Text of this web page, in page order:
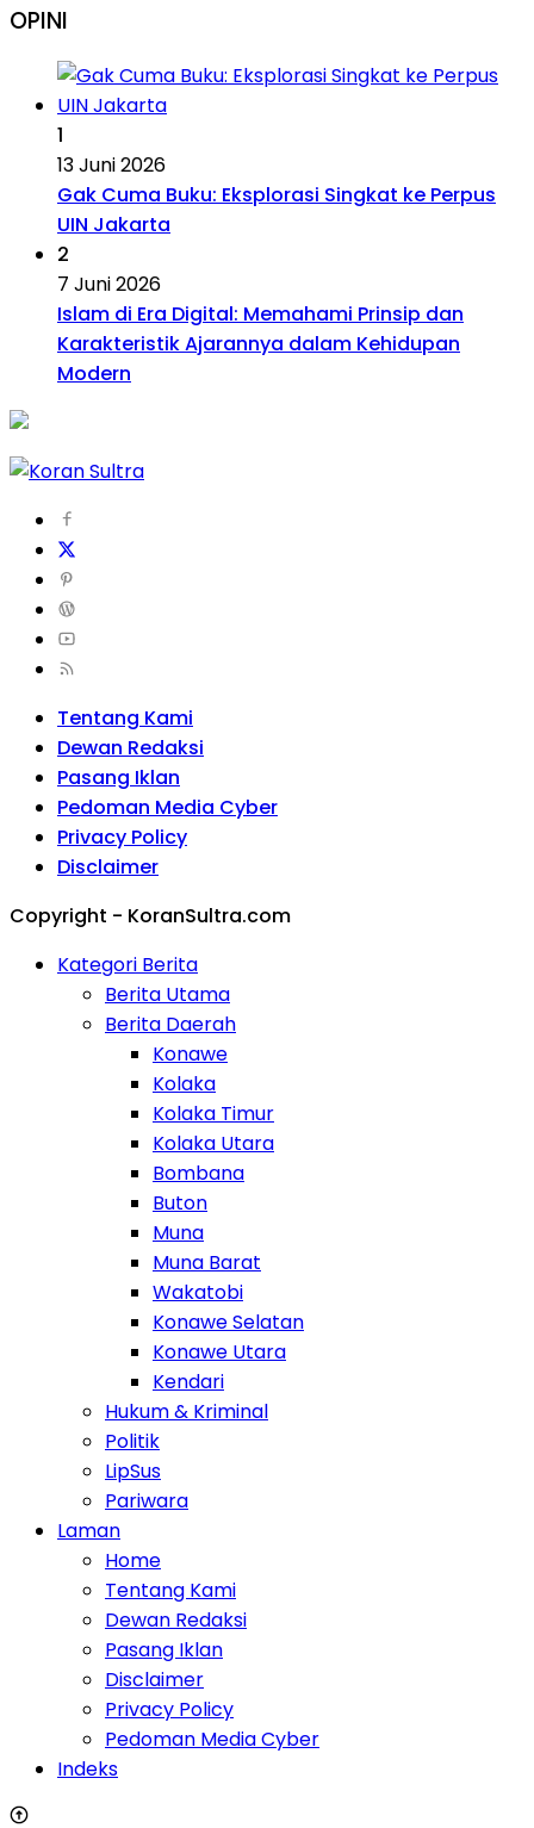
OPINI
1
13 Juni 2026
Gak Cuma Buku: Eksplorasi Singkat ke Perpus
UIN Jakarta
2
7 Juni 2026
Islam di Era Digital: Memahami Prinsip dan
Karakteristik Ajarannya dalam Kehidupan
Modern
Tentang Kami
Dewan Redaksi
Pasang Iklan
Pedoman Media Cyber
Privacy Policy
Disclaimer
Copyright - KoranSultra.com
Kategori Berita
Berita Utama
Berita Daerah
Konawe
Kolaka
Kolaka Timur
Kolaka Utara
Bombana
Buton
Muna
Muna Barat
Wakatobi
Konawe Selatan
Konawe Utara
Kendari
Hukum & Kriminal
Politik
LipSus
Pariwara
Laman
Home
Tentang Kami
Dewan Redaksi
Pasang Iklan
Disclaimer
Privacy Policy
Pedoman Media Cyber
Indeks